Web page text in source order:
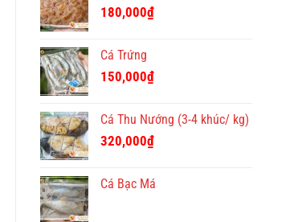
180,000₫
Cá Trứng
150,000₫
Cá Thu Nướng (3-4 khúc/ kg)
320,000₫
Cá Bạc Má